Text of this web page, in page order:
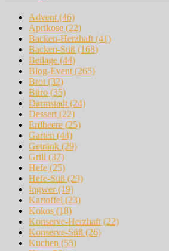
Advent (46)
Aprikose (22)
Backen-Herzhaft (41)
Backen-Süß (168)
Beilage (44)
Blog-Event (265)
Brot (32)
Büro (35)
Darmstadt (24)
Dessert (22)
Erdbeere (25)
Garten (44)
Getränk (29)
Grill (37)
Hefe (25)
Hefe-Süß (29)
Ingwer(19)
Kartoffel (23)
Kokos (18)
Konserve-Herzhaft (22)
Konserve-Süß (26)
Kuchen (55)